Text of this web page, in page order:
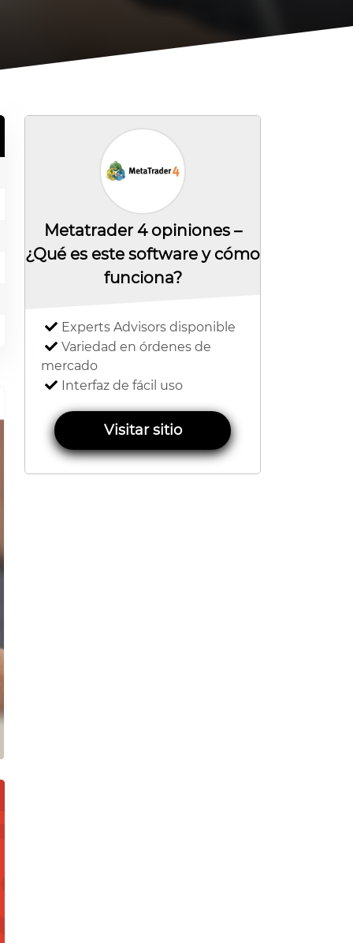
Metatrader 4 opiniones –
¿Qué es este software y cómo
funciona?
Experts Advisors disponible
Variedad en órdenes de
mercado
Interfaz de fácil uso
Visitar sitio